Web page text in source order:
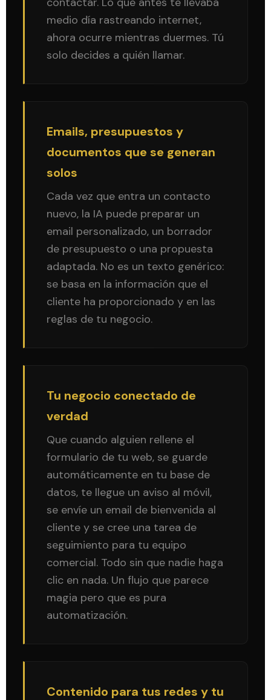
medio día rastreando internet,
ahora ocurre mientras duermes. Tú
solo decides a quién llamar.
Emails, presupuestos y
documentos que se generan
solos
Cada vez que entra un contacto
nuevo, la IA puede preparar un
email personalizado, un borrador
de presupuesto o una propuesta
adaptada. No es un texto genérico:
se basa en la información que el
cliente ha proporcionado y en las
reglas de tu negocio.
Tu negocio conectado de
verdad
Que cuando alguien rellene el
formulario de tu web, se guarde
automáticamente en tu base de
datos, te llegue un aviso al móvil,
se envíe un email de bienvenida al
cliente y se cree una tarea de
seguimiento para tu equipo
comercial. Todo sin que nadie haga
clic en nada. Un flujo que parece
magia pero que es pura
automatización.
Contenido para tus redes y tu